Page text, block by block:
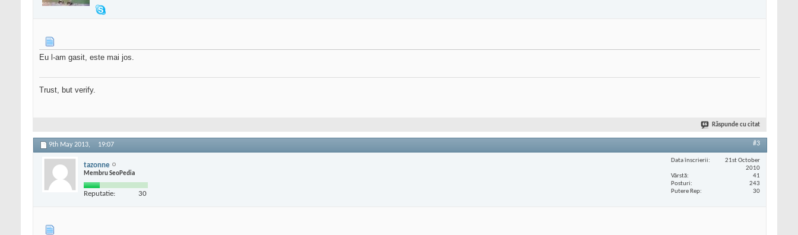
Eu l-am gasit, este mai jos.
Trust, but verify.
Răspunde cu citat
9th May 2013, 19:07 #3
tazonne
Membru SeoPedia
Reputatie: 30
Data înscrierii
21st October
2010
Vârstă
41
Posturi
243
Putere Rep
30